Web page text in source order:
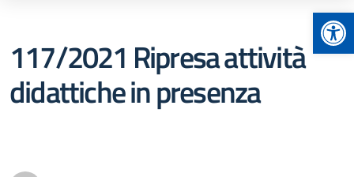
117/2021 Ripresa attività
didattiche in presenza